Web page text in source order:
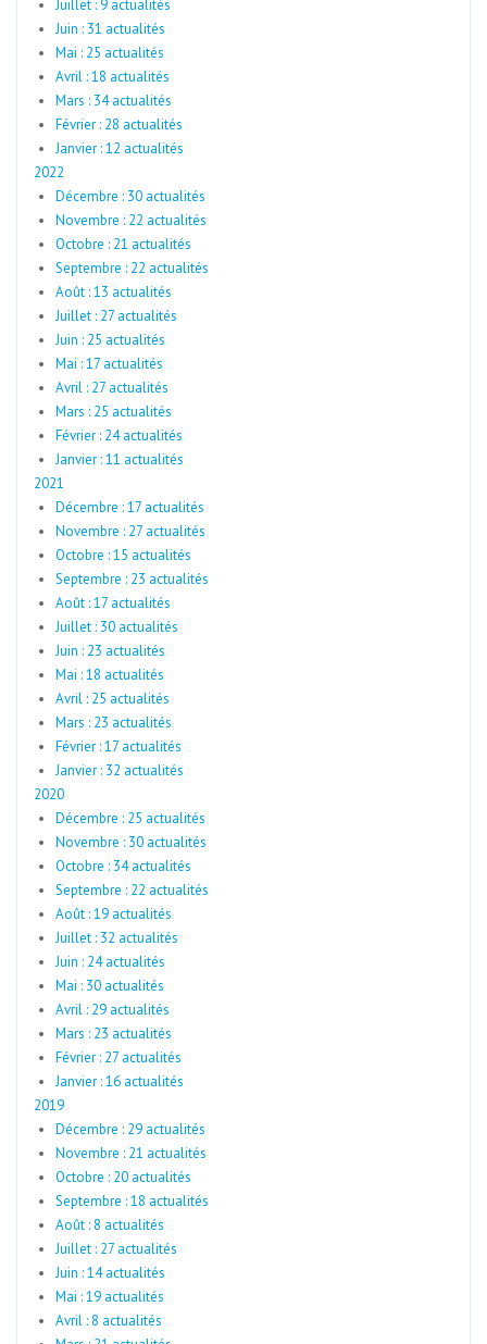
Juillet : 9 actualités
Juin : 31 actualités
Mai : 25 actualités
Avril : 18 actualités
Mars : 34 actualités
Février : 28 actualités
Janvier : 12 actualités
2022
Décembre : 30 actualités
Novembre : 22 actualités
Octobre : 21 actualités
Septembre : 22 actualités
Août : 13 actualités
Juillet : 27 actualités
Juin : 25 actualités
Mai : 17 actualités
Avril : 27 actualités
Mars : 25 actualités
Février : 24 actualités
Janvier : 11 actualités
2021
Décembre : 17 actualités
Novembre : 27 actualités
Octobre : 15 actualités
Septembre : 23 actualités
Août : 17 actualités
Juillet : 30 actualités
Juin : 23 actualités
Mai : 18 actualités
Avril : 25 actualités
Mars : 23 actualités
Février : 17 actualités
Janvier : 32 actualités
2020
Décembre : 25 actualités
Novembre : 30 actualités
Octobre : 34 actualités
Septembre : 22 actualités
Août : 19 actualités
Juillet : 32 actualités
Juin : 24 actualités
Mai : 30 actualités
Avril : 29 actualités
Mars : 23 actualités
Février : 27 actualités
Janvier : 16 actualités
2019
Décembre : 29 actualités
Novembre : 21 actualités
Octobre : 20 actualités
Septembre : 18 actualités
Août : 8 actualités
Juillet : 27 actualités
Juin : 14 actualités
Mai : 19 actualités
Avril : 8 actualités